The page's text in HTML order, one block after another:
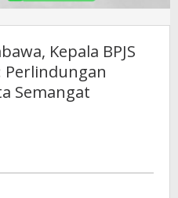
Kepala BPJS
Semangat